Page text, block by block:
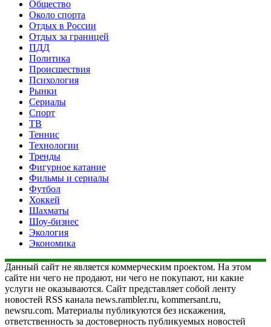
Общество
Около спорта
Отдых в России
Отдых за границей
ПДД
Политика
Происшествия
Психология
Рынки
Сериалы
Спорт
ТВ
Теннис
Технологии
Тренды
Фигурное катание
Фильмы и сериалы
Футбол
Хоккей
Шахматы
Шоу-бизнес
Экология
Экономика
Данный сайт не является коммерческим проектом. На этом
сайте ни чего не продают, ни чего не покупают, ни какие
услуги не оказываются. Сайт представляет собой ленту
новостей RSS канала news.rambler.ru, kommersant.ru,
newsru.com. Материалы публикуются без искажения,
ответственность за достоверность публикуемых новостей